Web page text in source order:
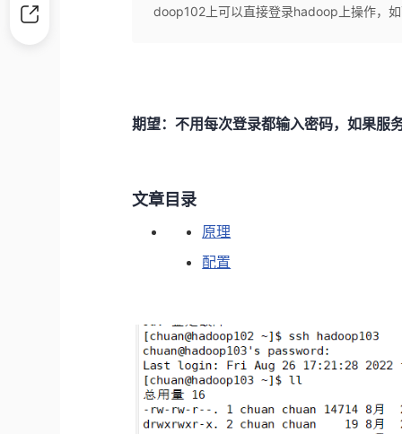
doop102上可以直接登录hadoop上操作，
期望：不用每次登录都输入密码，如果服
文章目录
原理
配置